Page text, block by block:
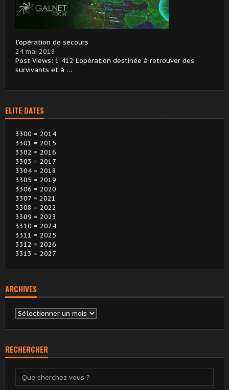
l’opération de secours
24 mai 2018
Post Views: 1 412 L’opération destinée à retrouver des
survivants et à …
ELITE DATES
3300 = 2014
3301 = 2015
3302 = 2016
3303 = 2017
3304 = 2018
3305 = 2019
3306 = 2020
3307 = 2021
3308 = 2022
3309 = 2023
3310 = 2024
3311 = 2025
3312 = 2026
3313 = 2027
ARCHIVES
Archives
RECHERCHER